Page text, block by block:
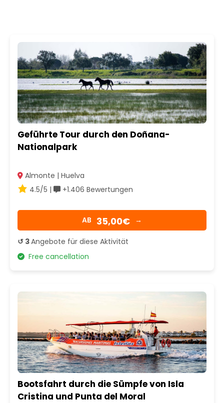
Geführte Tour durch den Doñana-
Nationalpark
Almonte | Huelva
4.5/5 |
+1.406 Bewertungen
AB 35,00€ →
↺ 3Angebote für diese Aktivität
Free cancellation
Bootsfahrt durch die Sümpfe von Isla
Cristina und Punta del Moral